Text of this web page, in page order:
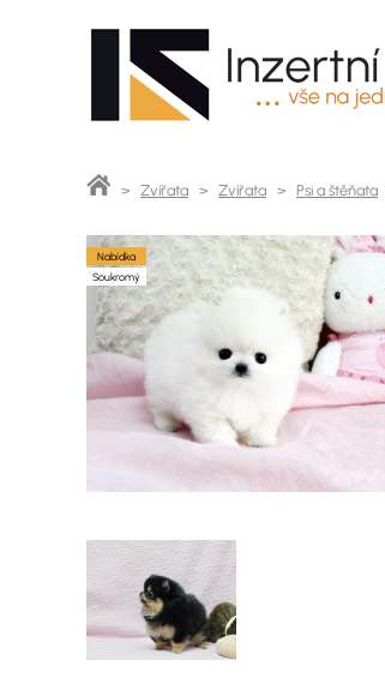
> Zvířata > Zvířata > Psi a štěňata
Nabídka
Soukromý